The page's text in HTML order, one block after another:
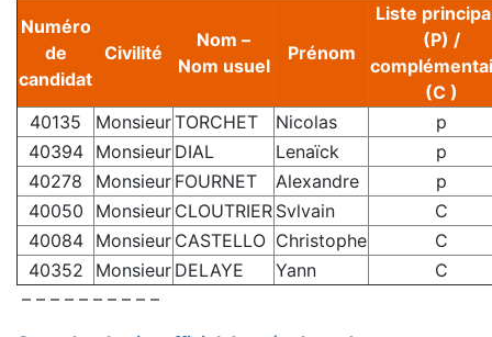
Numéro
de
candidat
Civilité
Nom –
Nom usuel
Prénom
Liste
(P) /
(C )
40135
MonsieurTORCHET Nicolas
p
40394
Monsieur DIAL Lenaïck
p
40278
Monsieur FOURNET Alexandre
p
40050
Monsieur CLOUTRIER Svlvain
C
40084
Monsieur CASTELLO Christophe
C
40352
Monsieur DELAYE Yann
C
– – – – – – – – – –